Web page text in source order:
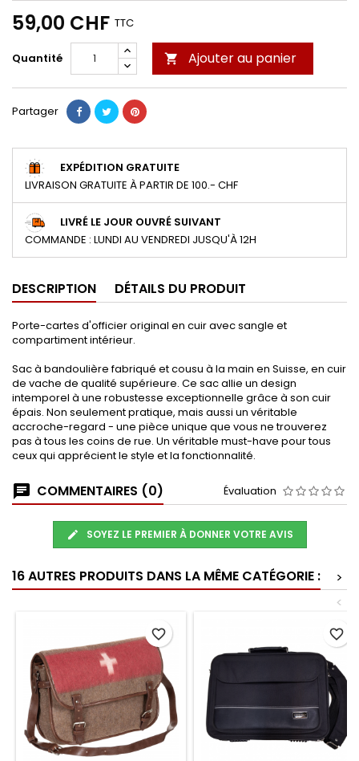
59,00 CHF TTC
Quantité  Ajouter au panier
Partager
EXPÉDITION GRATUITE
LIVRAISON GRATUITE À PARTIR DE 100.- CHF
LIVRÉ LE JOUR OUVRÉ SUIVANT
COMMANDE : LUNDI AU VENDREDI JUSQU'À 12H
DESCRIPTION DÉTAILS DU PRODUIT
Porte-cartes d'officier original en cuir avec sangle et
compartiment intérieur.
Sac à bandoulière fabriqué et cousu à la main en Suisse, en cuir
de vache de qualité supérieure. Ce sac allie un design
intemporel à une robustesse exceptionnelle grâce à son cuir
épais. Non seulement pratique, mais aussi un véritable
accroche-regard - une pièce unique que vous ne trouverez
pas à tous les coins de rue. Un véritable must-have pour tous
ceux qui apprécient le style et la fonctionnalité.
COMMENTAIRES (0) Évaluation
SOYEZ LE PREMIER À DONNER VOTRE AVIS
16 AUTRES PRODUITS DANS LA MÊME CATÉGORIE :
>
<
favorite_border favorite_border